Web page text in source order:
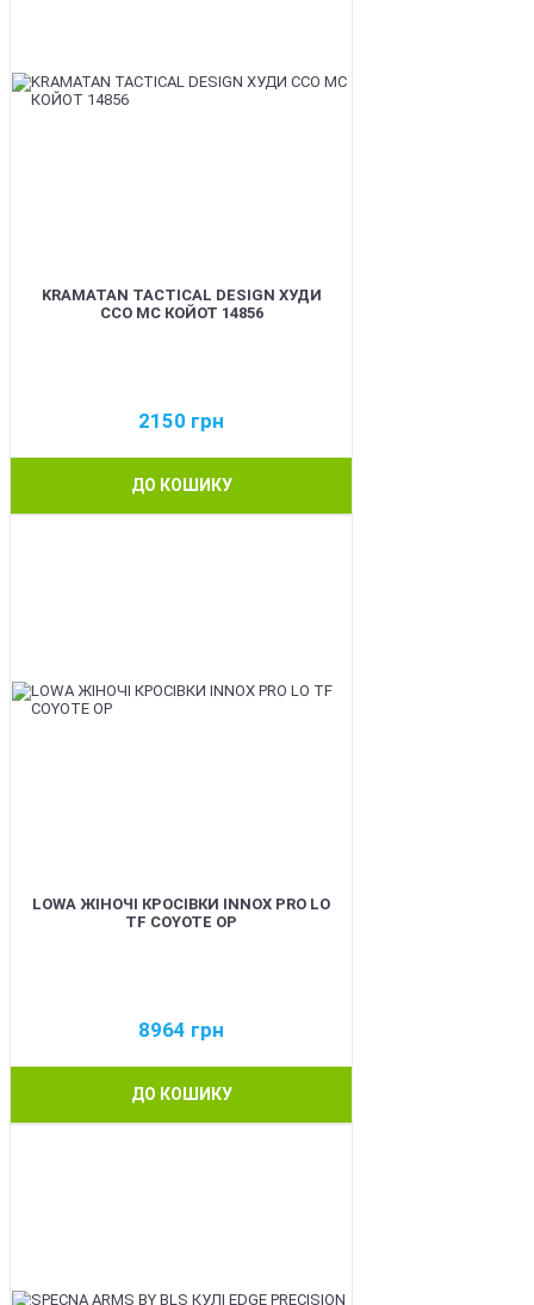
KRAMATAN TACTICAL DESIGN ХУДИ
ССО МС КОЙОТ 14856
2150 грн
ДО КОШИКУ
LOWA ЖІНОЧІ КРОСІВКИ INNOX PRO LO
TF COYOTE OP
8964 грн
ДО КОШИКУ